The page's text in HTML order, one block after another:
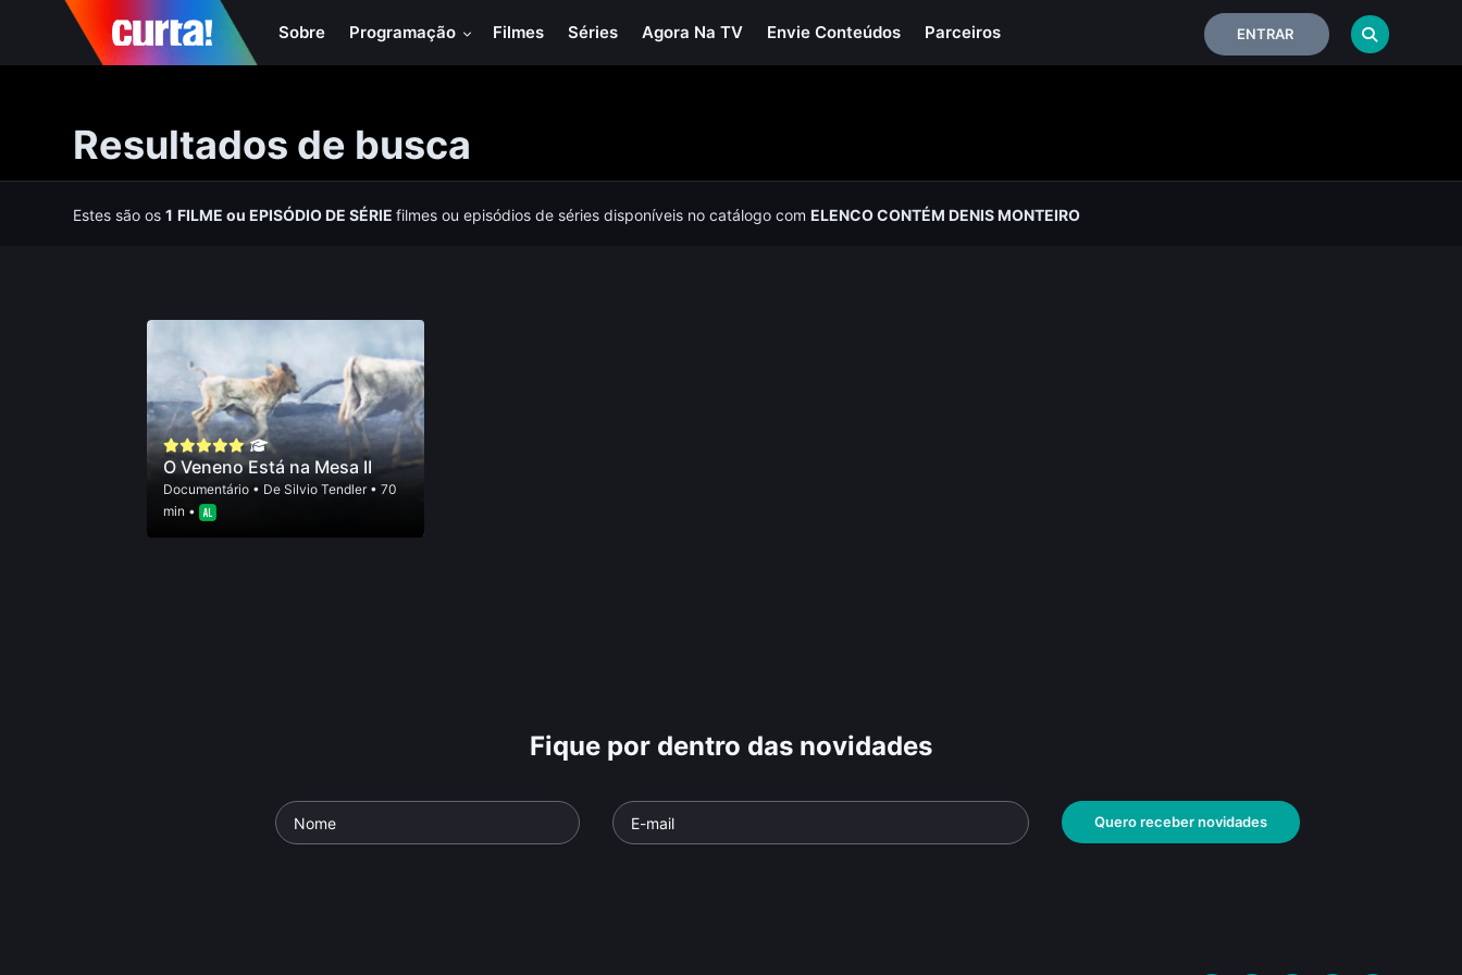
Sobre Programação Filmes Séries Agora Na TV Envie Conteúdos Parceiros ENTRAR
Resultados de busca
Estes são os1 FILMEou EPISÓDIO DE SÉRIEfilmes ou episódios de séries disponíveis no catálogo comELENCO CONTÉM DENIS MONTEIRO
O Veneno Está na Mesa II
Documentário• De Silvio Tendler• 70
min •
Fique por dentro das novidades
Quero receber novidades